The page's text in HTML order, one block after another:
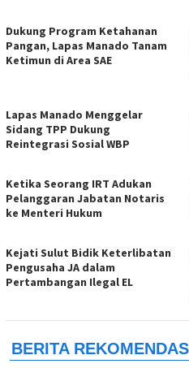
Dukung Program Ketahanan
Pangan, Lapas Manado Tanam
Ketimun di Area SAE
Lapas Manado Menggelar
Sidang TPP Dukung
Reintegrasi Sosial WBP
Ketika Seorang IRT Adukan
Pelanggaran Jabatan Notaris
ke Menteri Hukum
Kejati Sulut Bidik Keterlibatan
Pengusaha JA dalam
Pertambangan Ilegal EL